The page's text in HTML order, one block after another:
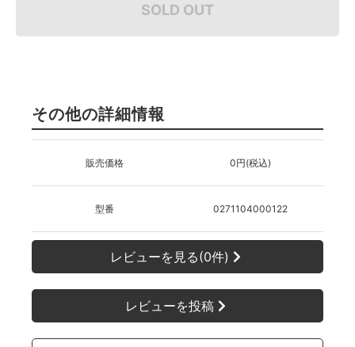
SOLD OUT
その他の詳細情報
販売価格 0円(税込)
型番 0271104000122
レビューを見る(0件)
レビューを投稿